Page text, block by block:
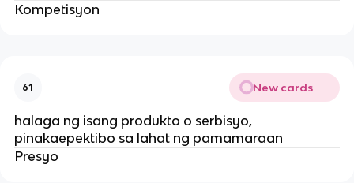
Kompetisyon
61 New cards
halaga ng isang produkto o serbisyo,
pinakaepektibo sa lahat ng pamamaraan
Presyo